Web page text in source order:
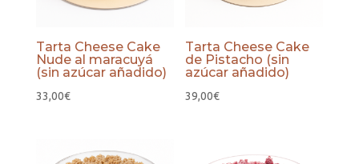
Tarta Cheese Cake
Nude al maracuyá
(sin azúcar añadido)
33,00€
Tarta Cheese Cake
de Pistacho (sin
azúcar añadido)
39,00€